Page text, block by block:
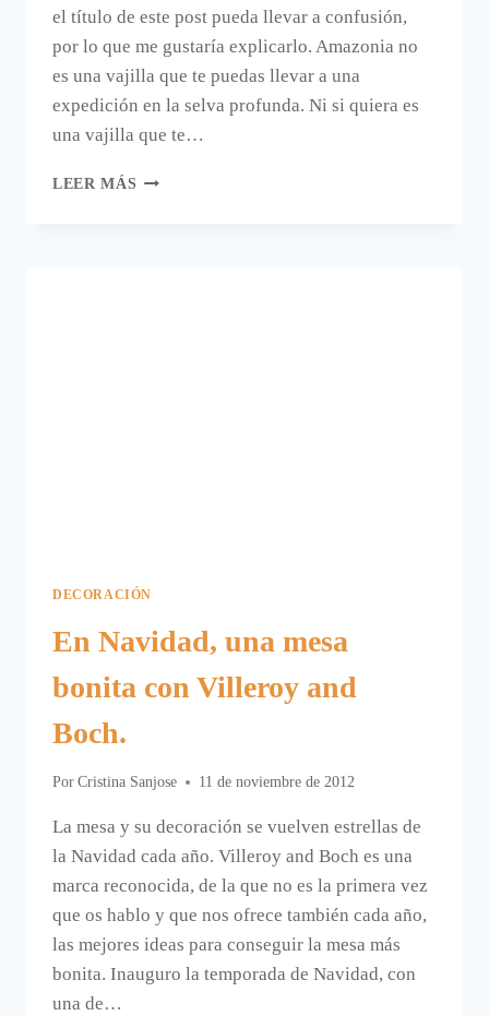
el título de este post pueda llevar a confusión,
por lo que me gustaría explicarlo. Amazonia no
es una vajilla que te puedas llevar a una
expedición en la selva profunda. Ni si quiera es
una vajilla que te…
LEER MÁS UNA
DECORACIÓN
En Navidad, una mesa
bonita con Villeroy and
Boch.
Por Cristina Sanjose 11 de noviembre de 2012
La mesa y su decoración se vuelven estrellas de
la Navidad cada año. Villeroy and Boch es una
marca reconocida, de la que no es la primera vez
que os hablo y que nos ofrece también cada año,
las mejores ideas para conseguir la mesa más
bonita. Inauguro la temporada de Navidad, con
una de…